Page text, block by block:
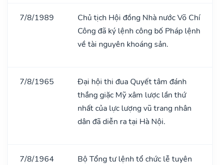
7/8/1989
Chủ tịch Hội đồng Nhà nước Võ Chí
Công đã ký lệnh công bố Pháp lệnh
về tài nguyên khoáng sản.
7/8/1965
Đại hội thi đua Quyết tâm đánh
thắng giặc Mỹ xâm lược lần thứ
nhất của lực lượng vũ trang nhân
dân đã diễn ra tại Hà Nội.
7/8/1964
Bộ Tổng tư lệnh tổ chức lễ tuyên